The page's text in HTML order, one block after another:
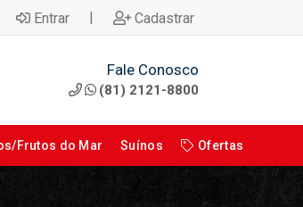
Entrar | Cadastrar
Fale Conosco
(81) 2121-8800
Frutos do Mar Suínos Ofertas